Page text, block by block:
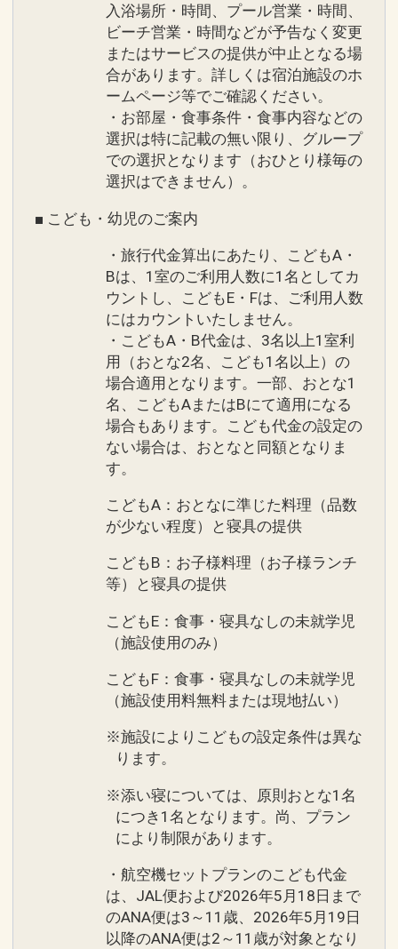
入浴場所・時間、プール営業・時間、
ビーチ営業・時間などが予告なく変更
またはサービスの提供が中止となる場
合があります。詳しくは宿泊施設のホ
ームページ等でご確認ください。
・お部屋・食事条件・食事内容などの
選択は特に記載の無い限り、グループ
での選択となります（おひとり様毎の
選択はできません）。
■ こども・幼児のご案内
・旅行代金算出にあたり、こどもA・
Bは、1室のご利用人数に1名としてカ
ウントし、こどもE・Fは、ご利用人数
にはカウントいたしません。
・こどもA・B代金は、3名以上1室利
用（おとな2名、こども1名以上）の
場合適用となります。一部、おとな1
名、こどもAまたはBにて適用になる
場合もあります。こども代金の設定の
ない場合は、おとなと同額となりま
す。
こどもA：おとなに準じた料理（品数
が少ない程度）と寝具の提供
こどもB：お子様料理（お子様ランチ
等）と寝具の提供
こどもE：食事・寝具なしの未就学児
（施設使用のみ）
こどもF：食事・寝具なしの未就学児
（施設使用料無料または現地払い）
※施設によりこどもの設定条件は異な
ります。
※添い寝については、原則おとな1名
につき1名となります。尚、プラン
により制限があります。
・航空機セットプランのこども代金
は、JAL便および2026年5月18日まで
のANA便は3～11歳、2026年5月19日
以降のANA便は2～11歳が対象となり